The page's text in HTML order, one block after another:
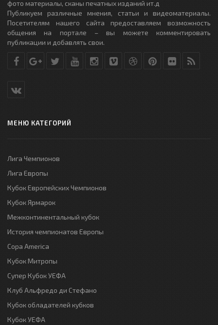
фото материалы, сканы печатных изданий ит.д
Публикуем различные мнения, статьи и видеоматериалы.
Посетителям нашего сайта предоставляем возможность
общения на портале – вы можете комментировать
публикации и добавлять свои.
МЕНЮ КАТЕГОРИЙ
Лига Чемпионов
Лига Европы
Кубок Европейских Чемпионов
Кубок Ярмарок
Межконтинентальный кубок
История чемпионатов Европы
Copa America
Кубок Митропы
Супер Кубок УЕФА
Клуб Альфредо ди Стефано
Кубок обладателей кубков
Кубок УЕФА